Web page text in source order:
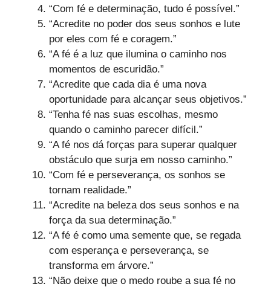
“Com fé e determinação, tudo é possível.”
“Acredite no poder dos seus sonhos e lute
por eles com fé e coragem.”
“A fé é a luz que ilumina o caminho nos
momentos de escuridão.”
“Acredite que cada dia é uma nova
oportunidade para alcançar seus objetivos.”
“Tenha fé nas suas escolhas, mesmo
quando o caminho parecer difícil.”
“A fé nos dá forças para superar qualquer
obstáculo que surja em nosso caminho.”
“Com fé e perseverança, os sonhos se
tornam realidade.”
“Acredite na beleza dos seus sonhos e na
força da sua determinação.”
“A fé é como uma semente que, se regada
com esperança e perseverança, se
transforma em árvore.”
“Não deixe que o medo roube a sua fé no